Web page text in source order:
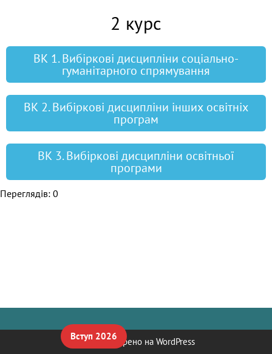
2 курс
ВК 1. Вибіркові дисципліни соціально-
гуманітарного спрямування
ВК 2. Вибіркові дисципліни інших освітніх
програм
ВК 3. Вибіркові дисципліни освітньої
програми
Переглядів: 0
Neve| Створено на WordPress
Вступ 2026